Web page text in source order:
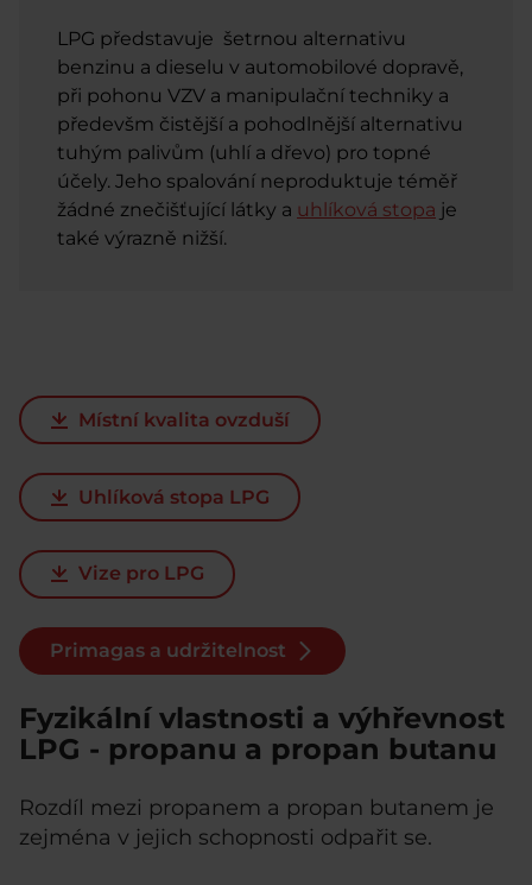
LPG představuje šetrnou alternativu
benzinu a dieselu v automobilové dopravě,
při pohonu VZV a manipulační techniky a
předevšm čistější a pohodlnější alternativu
tuhým palivům (uhlí a dřevo) pro topné
účely. Jeho spalování neproduktuje téměř
žádné znečišťující látky a uhlíková stopa je
také výrazně nižší.
Místní kvalita ovzduší
Uhlíková stopa LPG
Vize pro LPG
Primagas a udržitelnost
Fyzikální vlastnosti a výhřevnost
LPG - propanu a propan butanu
Rozdíl mezi propanem a propan butanem je
zejména v jejich schopnosti odpařit se.